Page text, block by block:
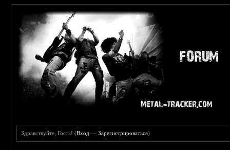
Здравствуйте, Гость! (Вход —Зарегистрироваться)